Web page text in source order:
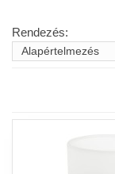
Rendezés: